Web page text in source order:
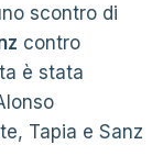
scontro di
contro
è stata
Tapia e Sanz